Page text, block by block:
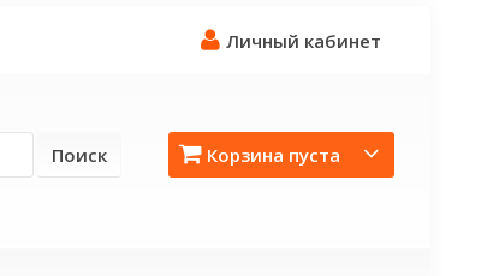
Личный кабинет
Корзина пуста
Поиск